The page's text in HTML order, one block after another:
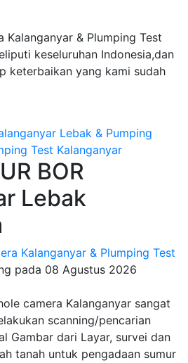
Kalanganyar & Plumping Test
keseluruhan Indonesia,dan
keterbaikan yang kami sudah
BOR
Lebak
Kalanganyar & Plumping Test
pada 08 Agustus 2026
camera Kalanganyar sangat
scanning/pencarian
Gambar dari Layar, survei dan
tanah untuk pengadaan sumur